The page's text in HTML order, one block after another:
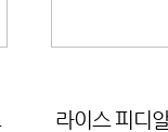
라이스 피디